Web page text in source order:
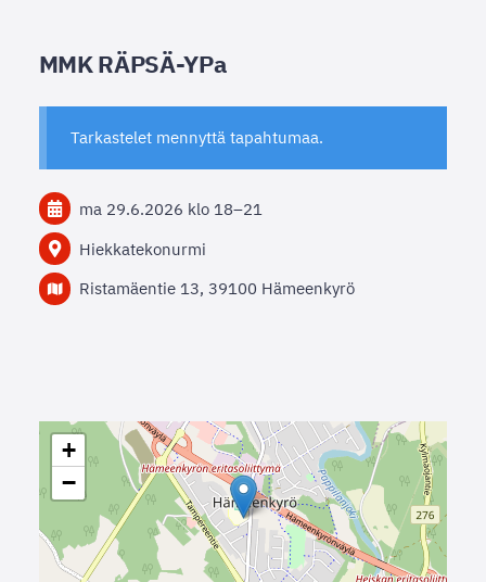
MMK RÄPSÄ-YPa
Tarkastelet mennyttä tapahtumaa.
ma 29.6.2026 klo 18–21
Hiekkatekonurmi
Ristamäentie 13, 39100 Hämeenkyrö
+
−